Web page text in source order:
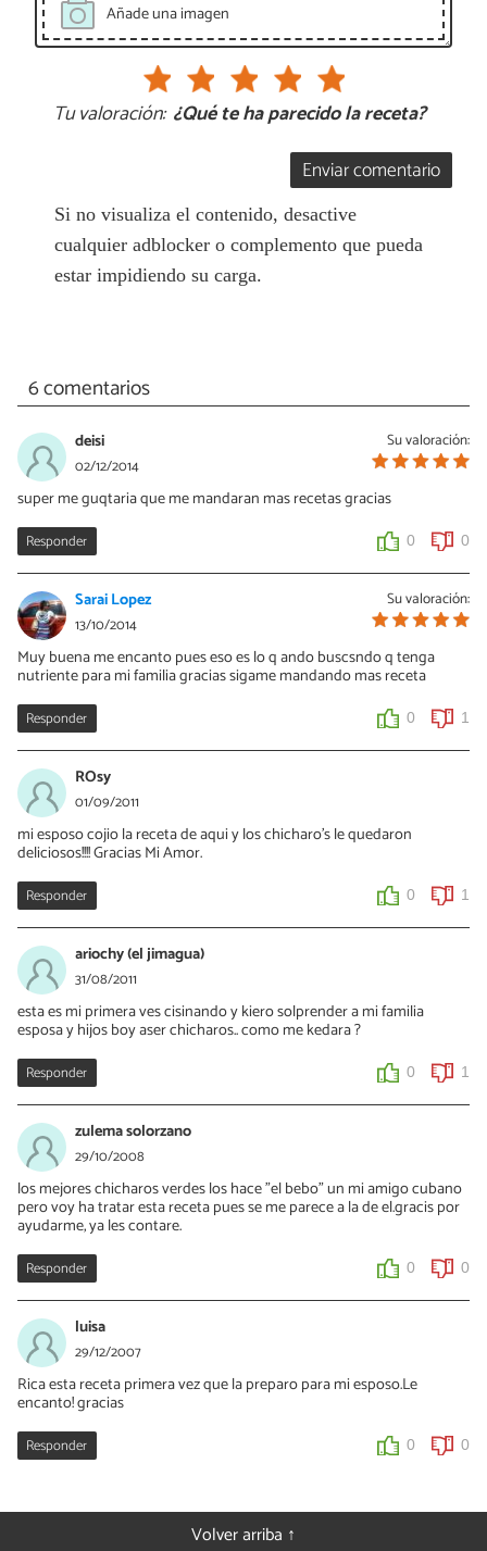
Añade una imagen
Tu valoración: ¿Qué te ha parecido la receta?
Enviar comentario
Si no visualiza el contenido, desactive
cualquier adblocker o complemento que pueda
estar impidiendo su carga.
6 comentarios
Su valoración:
deisi
02/12/2014
super me guqtaria que me mandaran mas recetas gracias
Responder 0 0
Su valoración:
Sarai Lopez
13/10/2014
Muy buena me encanto pues eso es lo q ando buscsndo q tenga
nutriente para mi familia gracias sigame mandando mas receta
Responder 0 1
ROsy
01/09/2011
mi esposo cojio la receta de aqui y los chicharo's le quedaron
deliciosos!!!! Gracias Mi Amor.
Responder 0 1
ariochy (el jimagua)
31/08/2011
esta es mi primera ves cisinando y kiero solprender a mi familia
esposa y hijos boy aser chicharos.. como me kedara ?
Responder 0 1
zulema solorzano
29/10/2008
los mejores chicharos verdes los hace "el bebo" un mi amigo cubano
pero voy ha tratar esta receta pues se me parece a la de el.gracis por
ayudarme, ya les contare.
Responder 0 0
luisa
29/12/2007
Rica esta receta primera vez que la preparo para mi esposo.Le
encanto! gracias
Responder 0 0
Volver arriba ↑